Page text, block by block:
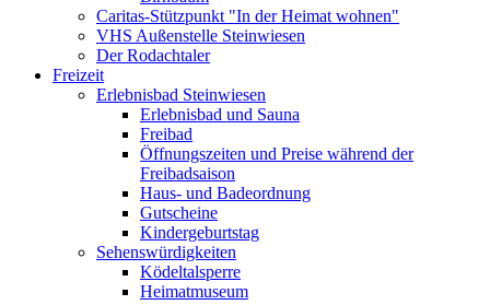
Caritas-Stützpunkt "In der Heimat wohnen"
VHS Außenstelle Steinwiesen
Der Rodachtaler
Freizeit
Erlebnisbad Steinwiesen
Erlebnisbad und Sauna
Freibad
Öffnungszeiten und Preise während der
Freibadsaison
Haus- und Badeordnung
Gutscheine
Kindergeburtstag
Sehenswürdigkeiten
Ködeltalsperre
Heimatmuseum